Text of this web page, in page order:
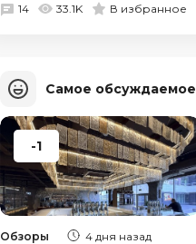
14 33.1K В избранное
Самое обсуждаемое
-1
Обзоры 4 дня назад